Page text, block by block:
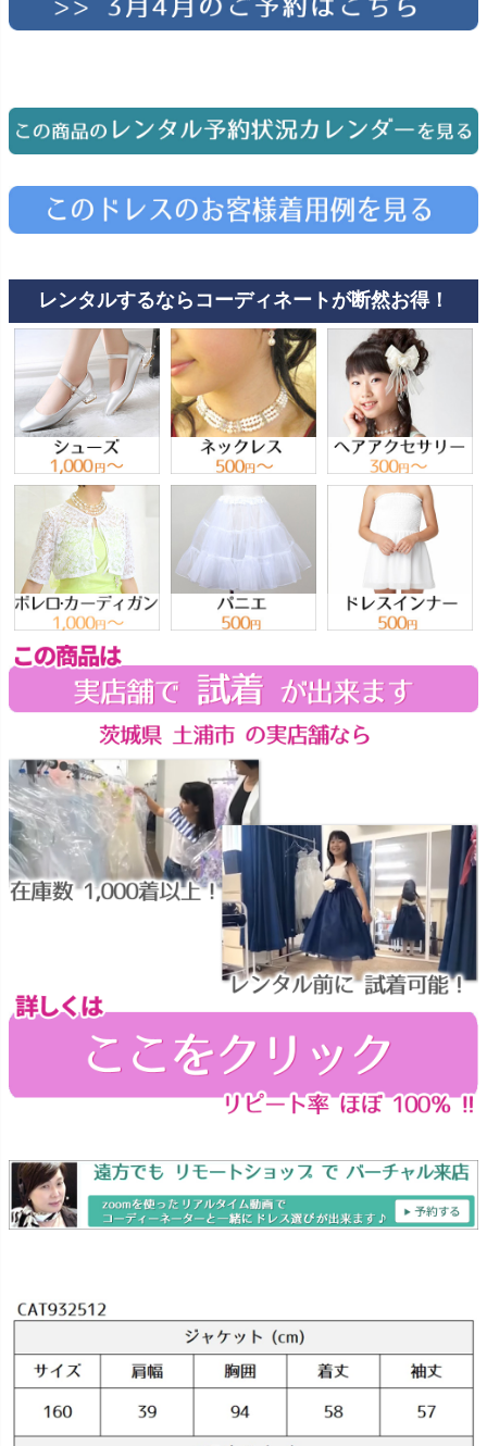
対応 七五三・発表会・記念撮影
スタジオを予約 →
レンタルするならコーディネートが断然お得！